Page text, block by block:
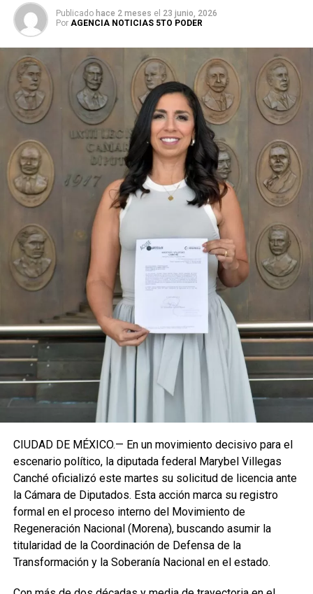
Durante su encargo en la Cámara Alta, Gino Segura centró
su agenda legislativa en iniciativas orientadas a
robustecer el desarrollo económico, la sustentabilidad
turística y la equidad social. Sin embargo, enfatizó que la
coyuntura actual exige priorizar la organización comunitaria
para asegurar la continuidad del proyecto político en la
región sureste del país.
Con esta determinación, el senador abre una etapa
decisiva en su trayectoria pública, apostando por una
estrategia de cercanía ciudadana. Su retorno a Quintana
Roo busca garantizar la cohesión de las estructuras de
izquierda de cara a los próximos retos políticos. El relevo
institucional se procesará conforme a los tiempos legales
establecidos, manteniendo la continuidad de la
representación parlamentaria del estado.
Fuente: 5to Poder Agencia de Noticias
Publicado hace 2 meses el 23 junio, 2026
Por AGENCIA NOTICIAS 5TO PODER
CIUDAD DE MÉXICO.— En un movimiento decisivo para el
escenario político, la diputada federal Marybel Villegas
Canché oficializó este martes su solicitud de licencia ante
la Cámara de Diputados. Esta acción marca su registro
formal en el proceso interno del Movimiento de
Regeneración Nacional (Morena), buscando asumir la
titularidad de la Coordinación de Defensa de la
Transformación y la Soberanía Nacional en el estado.